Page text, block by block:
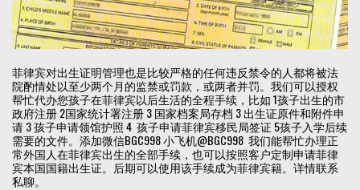
菲律宾对出生证明管理也是比较严格的任何违反禁令的人都将被法
院酌情处以至少两个月的监禁或罚款，或两者并罚。我们可以授权
帮忙代办您孩子在菲律宾以后生活的全程手续，比如 1孩子出生的市
政府注册 2国家统计署注册 3 国家档案局存档 3 出生证原件和附件申
请 3 孩子申请领馆护照 4 孩子申请菲律宾移民局签证 5孩子入学后续
需要的文件。添加微信BGC998 小飞机@BGC998 我们能帮忙办理正
常外国人在菲律宾出生的全部手续，也可以按照客户定制申请菲律
宾本国国籍出生证。后期可以使用该手续成为菲律宾籍。详情联系
私聊。